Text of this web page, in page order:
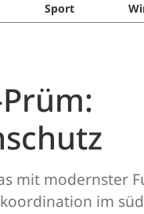
Sport
mit modernster
im